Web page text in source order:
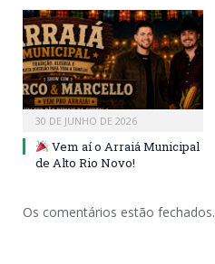
30 DE JUNHO DE 2026
Vem aí o Arraiá Municipal
de Alto Rio Novo!
Os comentários estão fechados.